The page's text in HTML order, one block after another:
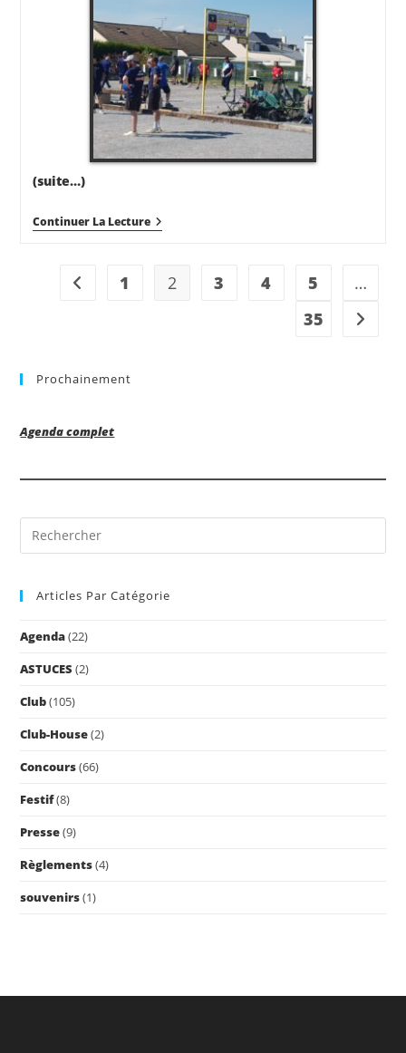
(suite…)
Continuer La LectureCDC
Du
2025
Go to the previous page
1 2 3 4 5
…
35
Aller à
Prochainement
Agenda complet
Articles Par Catégorie
Agenda(22)
ASTUCES (2)
Club(105)
Club-House(2)
Concours(66)
Festif(8)
Presse(9)
Règlements(4)
souvenirs(1)